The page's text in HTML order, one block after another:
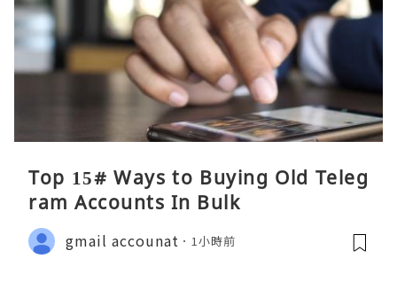
Top 15# Ways to Buying Old Teleg
ram Accounts In Bulk
gmail accounat 1小時前